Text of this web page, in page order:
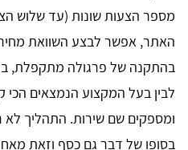
מספר הצעות שונות (עד שלוש
האתר, אפשר לבצע השוואת
בהתקנה של פרגולה מתקפלת,
לבין בעל המקצוע הנמצאים הכי
ומספקים שם שירות. התהליך לא
בסופו של דבר גם כסף וזאת